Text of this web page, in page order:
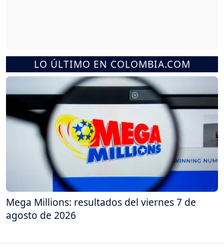
LO ÚLTIMO EN COLOMBIA.COM
Mega Millions: resultados del viernes 7 de
agosto de 2026